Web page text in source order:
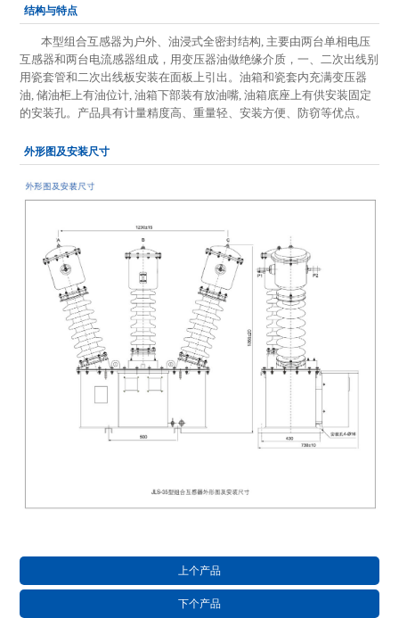
结构与特点
本型组合互感器为户外、油浸式全密封结构, 主要由两台单相电压
互感器和两台电流感器组成，用变压器油做绝缘介质，一、二次出线别
用瓷套管和二次出线板安装在面板上引出。油箱和瓷套内充满变压器
油, 储油柜上有油位计, 油箱下部装有放油嘴, 油箱底座上有供安装固定
的安装孔。产品具有计量精度高、重量轻、安装方便、防窃等优点。
外形图及安装尺寸
上个产品
下个产品